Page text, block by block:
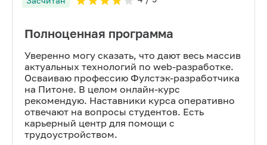
Полноценная программа
Уверенно могу сказать, что дают весь массив
актуальных технологий по web-разработке.
Осваиваю профессию Фулстэк-разработчика
на Питоне. В целом онлайн-курс
рекомендую. Наставники курса оперативно
отвечают на вопросы студентов. Есть
карьерный центр для помощи с
трудоустройством.